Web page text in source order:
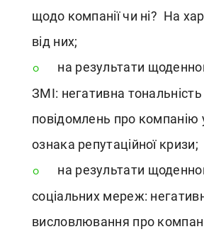
щодо компанії чи ні? На
від них;
на результати
ЗМІ: негативна
повідомлень про компанію
ознака репутаційної кризи;
на результати
соціальних мереж:
висловлювання про